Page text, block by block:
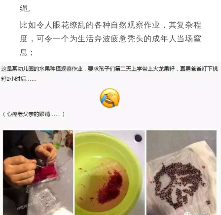
绳。
比如令人眼花缭乱的各种自然观察作业，其复杂程
度，可令一个为生活奔波疲惫秃头的成年人当场窒
息；